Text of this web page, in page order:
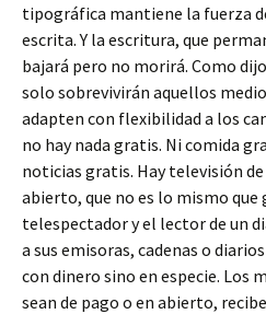
tipográfica mantiene la fuerza
escrita. Y la escritura, que
bajará pero no morirá. Como
solo sobrevivirán aquellos
adapten con flexibilidad a los
no hay nada gratis. Ni comida
noticias gratis. Hay televisión
abierto, que no es lo mismo que
telespectador y el lector de un
a sus emisoras, cadenas o
con dinero sino en especie. Los
sean de pago o en abierto,